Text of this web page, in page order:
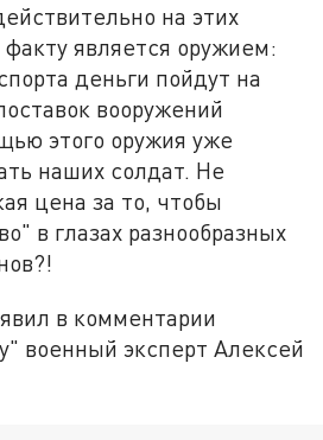
на этих
факту является оружием:
деньги пойдут на
вооружений
этого оружия уже
наших солдат. Не
цена за то, чтобы
в глазах разнообразных
в комментарии
военный эксперт Алексей